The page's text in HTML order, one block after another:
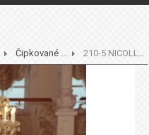
Čipkované ... 210-5 NICOLL...